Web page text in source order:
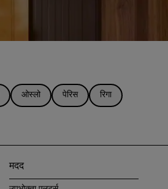
ओस्लो पेरिस
रिगा
मदद